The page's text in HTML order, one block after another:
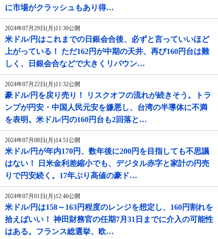
に市場がクラッシュもあり得…
2024年07月29日(月)11:30公開
米ドル/円はこれまでの日銀会合後、必ずと言っていいほど
上がっている！ ただ162円が中期の天井、再び160円台は難
しく、日銀会合などで大きくリバウン…
2024年07月22日(月)11:32公開
豪ドル/円を戻り売り！ リスクオフの流れが続きそう。トラ
ンプが円安・中国人民元安を嫌悪し、台湾の半導体に不満
を表明。米ドル/円の160円台も2回落と…
2024年07月08日(月)14:51公開
米ドル/円が年内170円、数年後に200円を目指しても不思議
はない！ 日米金利差縮小でも、デジタル赤字と家計の円売
りで円安続く。17年ぶり高値の豪ド…
2024年07月01日(月)12:46公開
米ドル/円は158～163円程度のレンジを想定し、160円割れを
拾えばいい！ 神田財務官の任期7月31日までに介入の可能性
はある。フランス総選挙、欧…